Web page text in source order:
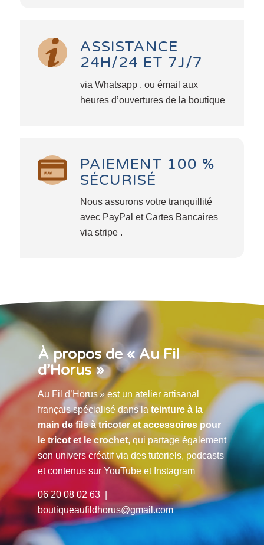
ASSISTANCE
24H/24 ET 7J/7
via Whatsapp , ou émail aux
heures d’ouvertures de la boutique
PAIEMENT 100 %
SÉCURISÉ
Nous assurons votre tranquillité
avec PayPal et Cartes Bancaires
via stripe .
À propos de « Au Fil
d’Horus »
Au Fil d’Horus » est un atelier artisanal
français spécialisé dans la teinture à la
main de fils à tricoter et accessoires pour
le tricot et le crochet, qui partage également
son univers créatif via des tutoriels, podcasts
et contenus sur YouTube et Instagram
06 20 08 02 63 |
boutiqueaufildhorus@gmail.com